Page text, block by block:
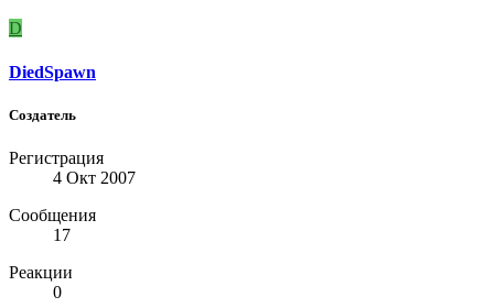
D
DiedSpawn
Создатель
Регистрация
4 Окт 2007
Сообщения
17
Реакции
0